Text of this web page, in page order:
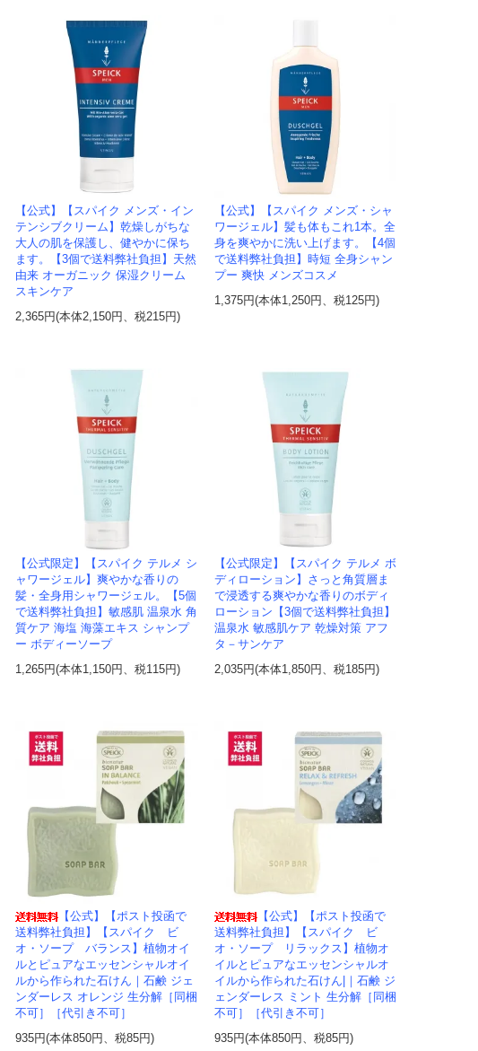
【公式】【スパイク メンズ・イン
テンシブクリーム】乾燥しがちな
大人の肌を保護し、健やかに保ち
ます。【3個で送料弊社負担】天然
由来 オーガニック 保湿クリーム
スキンケア
2,365円(本体2,150円、税215円)
【公式】【スパイク メンズ・シャ
ワージェル】髪も体もこれ1本。全
身を爽やかに洗い上げます。【4個
で送料弊社負担】時短 全身シャン
プー 爽快 メンズコスメ
1,375円(本体1,250円、税125円)
【公式限定】【スパイク テルメ シ
ャワージェル】爽やかな香りの
髪・全身用シャワージェル。【5個
で送料弊社負担】敏感肌 温泉水 角
質ケア 海塩 海藻エキス シャンプ
ー ボディーソープ
1,265円(本体1,150円、税115円)
【公式限定】【スパイク テルメ ボ
ディローション】さっと角質層ま
で浸透する爽やかな香りのボディ
ローション【3個で送料弊社負担】
温泉水 敏感肌ケア 乾燥対策 アフ
タ－サンケア
2,035円(本体1,850円、税185円)
【公式】【ポスト投函で
送料弊社負担】【スパイク ビ
オ・ソープ バランス】植物オイ
ルとピュアなエッセンシャルオイ
ルから作られた石けん｜石鹸 ジェ
ンダーレス オレンジ 生分解［同梱
不可］［代引き不可］
935円(本体850円、税85円)
【公式】【ポスト投函で
送料弊社負担】【スパイク ビ
オ・ソープ リラックス】植物オ
イルとピュアなエッセンシャルオ
イルから作られた石けん|｜石鹸 ジ
ェンダーレス ミント 生分解［同梱
不可］［代引き不可］
935円(本体850円、税85円)